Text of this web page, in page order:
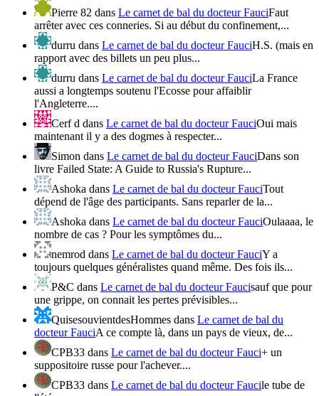
Pierre 82 dans Le carnet de bal du docteur FauciFaut
arrêter avec ces conneries. Si au début du confinement,...
durru dans Le carnet de bal du docteur FauciH.S. (mais en
rapport avec des billets un peu plus...
durru dans Le carnet de bal du docteur FauciLa France
aussi a longtemps soutenu l'Ecosse pour affaiblir
l'Angleterre....
Cerf d dans Le carnet de bal du docteur FauciOui mais
maintenant il y a des dogmes à respecter...
Simon dans Le carnet de bal du docteur FauciDans son
livre Failed State: A Guide to Russia's Rupture...
Ashoka dans Le carnet de bal du docteur FauciTout
dépend de l'âge des participants. Sans reparler de la...
Ashoka dans Le carnet de bal du docteur FauciOulaaaa, le
nombre de cas ? Pour les symptômes du...
nemrod dans Le carnet de bal du docteur FauciY a
toujours quelques généralistes quand même. Des fois ils...
P&C dans Le carnet de bal du docteur Faucisauf que pour
une grippe, on connait les pertes prévisibles...
QuisesouvientdesHommes dans Le carnet de bal du
docteur FauciA ce compte là, dans un pays de vieux, de...
CPB33 dans Le carnet de bal du docteur Fauci+ un
suppositoire russe pour l'achever....
CPB33 dans Le carnet de bal du docteur Faucile tube de